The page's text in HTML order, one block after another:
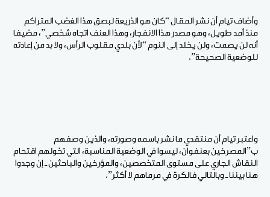
وأضاف تيام أن نشر المقال “كان هو الذريعة لبصق هذا الغضب المتراكم
منذ أمد طويل، وهو مصدر هذا الانفجار، وهذا العنف اتجاه شخصي”، مضيفا
أنه لن يصمت، ولن يخلد إلى النوم “لأن بلدي مقلوب الرأس، ولا بد من إعادته
للوضعية الصحيحة”.
واعتبر تيام أن منتقدي ما نشر باسمه وصورته، والذين وصفهم
ب”المصرخين بعنفوان، ليسوا في الوضعية المناسبة، التي تخولهم اقتحام
النقاش الجاري على مستوى المتخصصين، والمؤرخين والباحثين ـ إن وجدوا
هنا بيننا ـ وبالتالي فالكرة في مرماهم لا أكثر”.